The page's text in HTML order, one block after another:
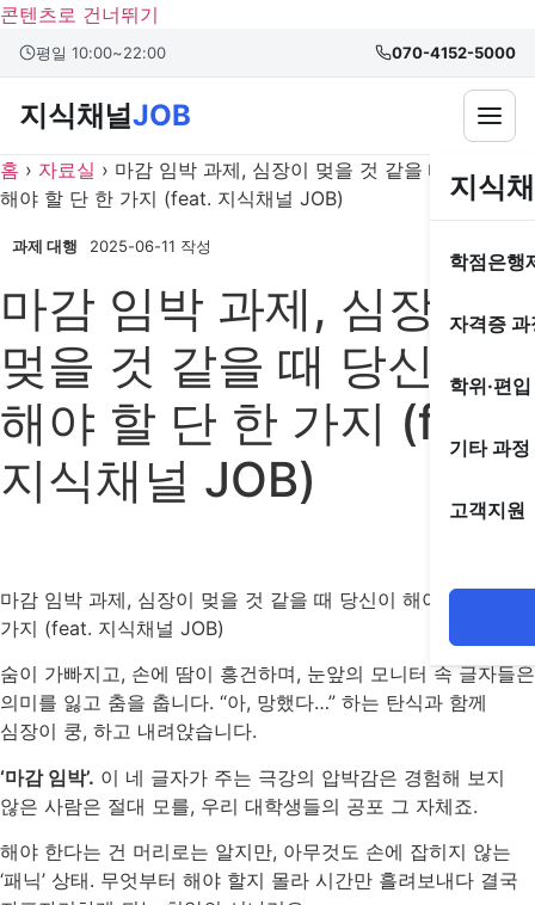
콘텐츠로 건너뛰기
본문 바로가기
평일 10:00~22:00 070-4152-5000
지식채널JOB
지식
학점은행
자격증 과
학위·편
기타 과정
고객지원
홈 › 자료실 › 마감 임박 과제, 심장이 멎을 것 같을 때 당신이
해야 할 단 한 가지 (feat. 지식채널 JOB)
과제 대행 2025-06-11 작성
마감 임박 과제, 심장이
멎을 것 같을 때 당신이
해야 할 단 한 가지 (feat.
지식채널 JOB)
마감 임박 과제, 심장이 멎을 것 같을 때 당신이 해야 할 단 한
가지 (feat. 지식채널 JOB)
숨이 가빠지고, 손에 땀이 흥건하며, 눈앞의 모니터 속 글자들은
의미를 잃고 춤을 춥니다. “아, 망했다…” 하는 탄식과 함께
심장이 쿵, 하고 내려앉습니다.
‘마감 임박’. 이 네 글자가 주는 극강의 압박감은 경험해 보지
않은 사람은 절대 모를, 우리 대학생들의 공포 그 자체죠.
해야 한다는 건 머리로는 알지만, 아무것도 손에 잡히지 않는
‘패닉’ 상태. 무엇부터 해야 할지 몰라 시간만 흘려보내다 결국